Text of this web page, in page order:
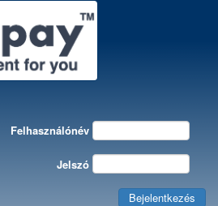
Felhasználónév
Jelszó
Bejelentkezés